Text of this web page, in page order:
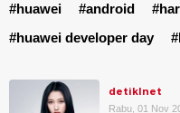
#huawei #android
#huawei developer day
detikInet
Rabu, 01 Nov